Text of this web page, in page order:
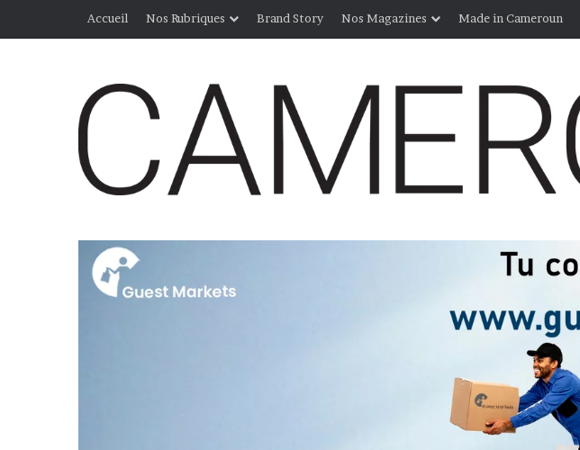
Accueil Nos Rubriques Brand Story Nos Magazines Made in Cameroun